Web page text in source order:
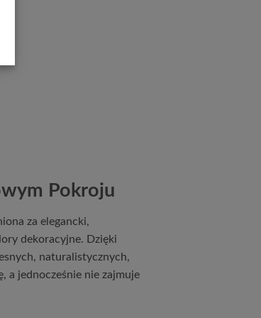
Pokroju
za elegancki,
dekoracyjne. Dzięki
naturalistycznych,
a jednocześnie nie zajmuje